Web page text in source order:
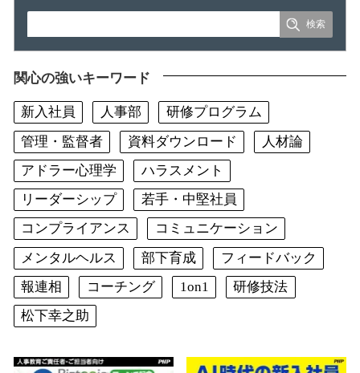
関心の強いキーワード
新入社員 人事部
研修プログラム
管理・監督者
資料ダウンロード
人材論
アドラー心理学
ハラスメント
リーダーシップ
若手・中堅社員
コンプライアンス
コミュニケーション
メンタルヘルス
部下育成
フィードバック
報連相
コーチング 1on1
研修技法
松下幸之助